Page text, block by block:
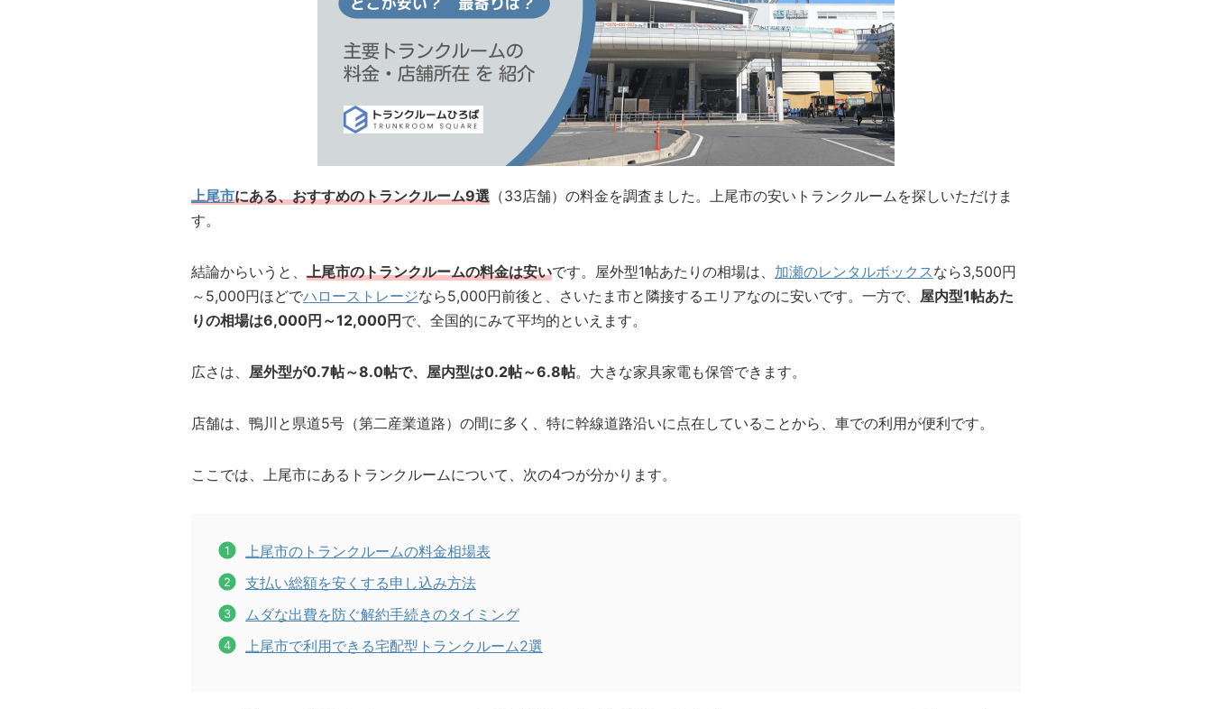
上尾市にある、おすすめのトランクルーム9選 （33店舗）の料金を調査ました。上尾市の安いトランクルームを探しいただけま
す。
結論からいうと、 上尾市のトランクルームの料金は安いです。屋外型1帖あたりの相場は、 加瀬のレンタルボックスなら3,500円
～5,000円ほどでハローストレージなら5,000円前後と、さいたま市と隣接するエリアなのに安いです。一方で、 屋内型1帖あた
りの相場は6,000円～12,000円 で、全国的にみて平均的といえます。
広さは、 屋外型が0.7帖～8.0帖で、屋内型は0.2帖～6.8帖。大きな家具家電も保管できます。
店舗は、鴨川と県道5号（第二産業道路）の間に多く、特に幹線道路沿いに点在していることから、車での利用が便利です。
ここでは、上尾市にあるトランクルームについて、次の4つが分かります。
上尾市のトランクルームの料金相場表
支払い総額を安くする申し込み方法
ムダな出費を防ぐ解約手続きのタイミング
上尾市で利用できる宅配型トランクルーム2選